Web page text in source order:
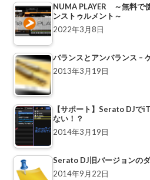
NUMA PLAYER ～無料で
ンストゥルメント～
2022年3月8日
バランスとアンバランス –
2013年3月19日
【サポート】Serato DJで
ない！？
2014年3月19日
Serato DJ旧バージョンの
2014年9月22日